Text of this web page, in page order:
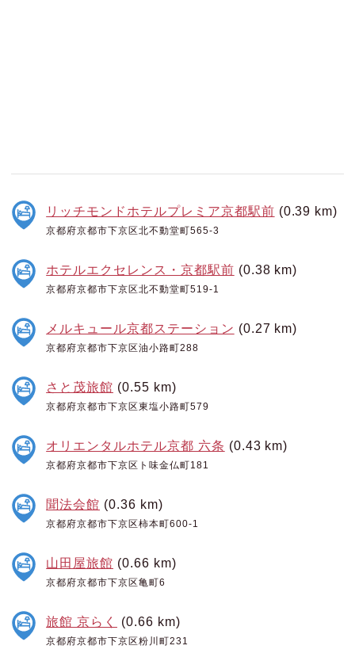
リッチモンドホテルプレミア京都駅前 (0.39 km)
京都府京都市下京区北不動堂町565-3
ホテルエクセレンス・京都駅前 (0.38 km)
京都府京都市下京区北不動堂町519-1
メルキュール京都ステーション (0.27 km)
京都府京都市下京区油小路町288
さと茂旅館 (0.55 km)
京都府京都市下京区東塩小路町579
オリエンタルホテル京都 六条 (0.43 km)
京都府京都市下京区ト味金仏町181
聞法会館 (0.36 km)
京都府京都市下京区柿本町600-1
山田屋旅館 (0.66 km)
京都府京都市下京区亀町6
旅館 京らく (0.66 km)
京都府京都市下京区粉川町231